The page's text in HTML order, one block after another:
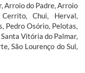
Arroio do Padre, Arroio
Chui, Herval,
Pedro Osório, Pelotas,
Vitória do Palmar,
São Lourenço do Sul,